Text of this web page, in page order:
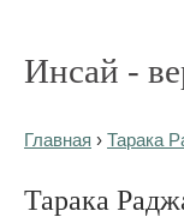
Инсай -
Главная › Тарака
Тарака